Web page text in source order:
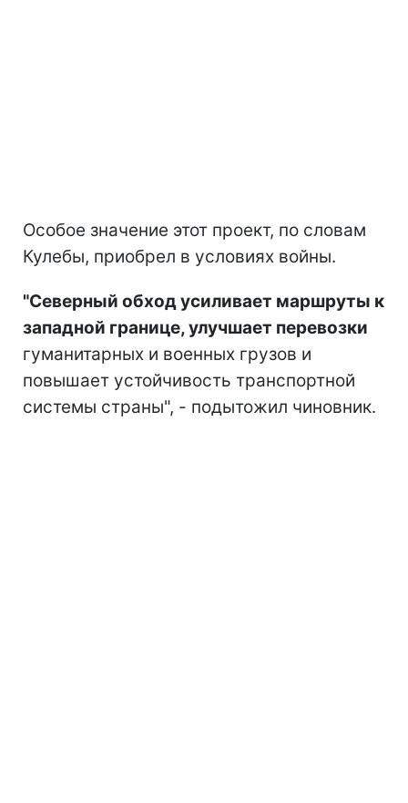
Особое значение этот проект, по словам
Кулебы, приобрел в условиях войны.
"Северный обход усиливает маршруты к
западной границе, улучшает перевозки
гуманитарных и военных грузов и
повышает устойчивость транспортной
системы страны", - подытожил чиновник.